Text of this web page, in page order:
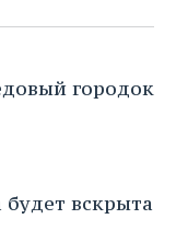
городок
вскрыта